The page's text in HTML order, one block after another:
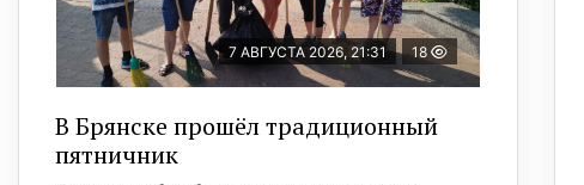
7 АВГУСТА 2026, 21:31 18
В Брянске прошёл традиционный
пятничник